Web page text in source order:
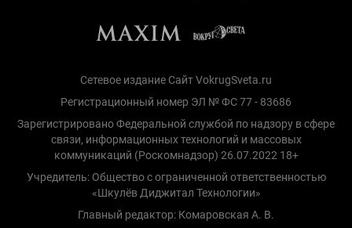
Сетевое издание Сайт VokrugSveta.ru
Регистрационный номер ЭЛ № ФС 77 - 83686
Зарегистрировано Федеральной службой по надзору в сфере
связи, информационных технологий и массовых
коммуникаций (Роскомнадзор) 26.07.2022 18+
Учредитель: Общество с ограниченной ответственностью
«Шкулёв Диджитал Технологии»
Главный редактор: Комаровская А. В.